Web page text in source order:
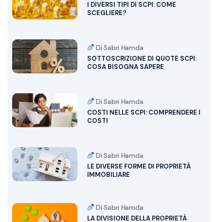
I DIVERSI TIPI DI SCPI: COME
SCEGLIERE?
Di Sabri Hamda
SOTTOSCRIZIONE DI QUOTE SCPI:
COSA BISOGNA SAPERE
Di Sabri Hamda
COSTI NELLE SCPI: COMPRENDERE I
COSTI
Di Sabri Hamda
LE DIVERSE FORME DI PROPRIETÀ
IMMOBILIARE
Di Sabri Hamda
LA DIVISIONE DELLA PROPRIETÀ